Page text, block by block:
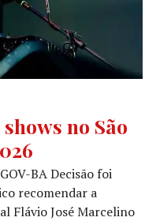
no São
BA Decisão foi
recomendar a
Flávio José Marcelino